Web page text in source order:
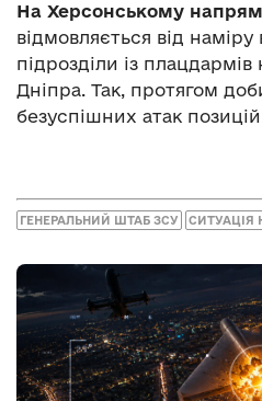
На Херсонському
відмовляється від
підрозділи із
Дніпра. Так, протягом
безуспішних атак
ГЕНЕРАЛЬНИЙ ШТАБ ЗСУ СИТУАЦІЯ